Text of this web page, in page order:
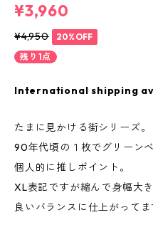
¥3,960
¥4,950
20%OFF
残り1点
International shipping
たまに見かける街シリーズ。
90年代頃の１枚でグリーン
個人的に推しポイント。
XL表記ですが縮んで身幅大
良いバランスに仕上がってま